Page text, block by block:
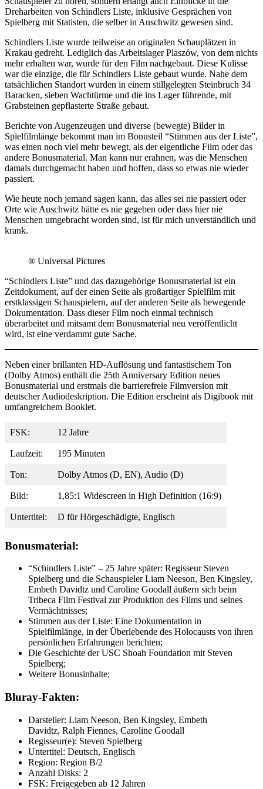
Dreharbeiten von Schindlers Liste, inklusive Gesprächen von
Spielberg mit Statisten, die selber in Auschwitz gewesen sind.
Schindlers Liste wurde teilweise an originalen Schauplätzen in
Krakau gedreht. Lediglich das Arbeitslager Plaszów, von dem nichts
mehr erhalten war, wurde für den Film nachgebaut. Diese Kulisse
war die einzige, die für Schindlers Liste gebaut wurde. Nahe dem
tatsächlichen Standort wurden in einem stillgelegten Steinbruch 34
Baracken, sieben Wachtürme und die ins Lager führende, mit
Grabsteinen gepflasterte Straße gebaut.
Berichte von Augenzeugen und diverse (bewegte) Bilder in
Spielfilmlänge bekommt man im Bonusteil “Stimmen aus der Liste”,
was einen noch viel mehr bewegt, als der eigentliche Film oder das
andere Bonusmaterial. Man kann nur erahnen, was die Menschen
damals durchgemacht haben und hoffen, dass so etwas nie wieder
passiert.
Wie heute noch jemand sagen kann, das alles sei nie passiert oder
Orte wie Auschwitz hätte es nie gegeben oder dass hier nie
Menschen umgebracht worden sind, ist für mich unverständlich und
krank.
® Universal Pictures
“Schindlers Liste” und das dazugehörige Bonusmaterial ist ein
Zeitdokument, auf der einen Seite als großartiger Spielfilm mit
erstklassigen Schauspielern, auf der anderen Seite als bewegende
Dokumentation. Dass dieser Film noch einmal technisch
überarbeitet und mitsamt dem Bonusmaterial neu veröffentlicht
wird, ist eine verdammt gute Sache.
Neben einer brillanten HD-Auflösung und fantastischem Ton
(Dolby Atmos) enthält die 25th Anniversary Edition neues
Bonusmaterial und erstmals die barrierefreie Filmversion mit
deutscher Audiodeskription. Die Edition erscheint als Digibook mit
umfangreichem Booklet.
FSK: 12 Jahre
Laufzeit: 195 Minuten
Ton: Dolby Atmos (D, EN), Audio (D)
Bild: 1,85:1 Widescreen in High Definition (16:9)
Untertitel: D für Hörgeschädigte, Englisch
Bonusmaterial:
“Schindlers Liste” – 25 Jahre später: Regisseur Steven
Spielberg und die Schauspieler Liam Neeson, Ben Kingsley,
Embeth Davidtz und Caroline Goodall äußern sich beim
Tribeca Film Festival zur Produktion des Films und seines
Vermächtnisses;
Stimmen aus der Liste: Eine Dokumentation in
Spielfilmlänge, in der Überlebende des Holocausts von ihren
persönlichen Erfahrungen berichten;
Die Geschichte der USC Shoah Foundation mit Steven
Spielberg;
Weitere Bonusinhalte;
Bluray-Fakten:
Darsteller: Liam Neeson, Ben Kingsley, Embeth
Davidtz, Ralph Fiennes, Caroline Goodall
Regisseur(e): Steven Spielberg
Untertitel: Deutsch, Englisch
Region: Region B/2
Anzahl Disks: 2
FSK: Freigegeben ab 12 Jahren